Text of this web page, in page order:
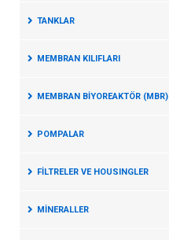
TANKLAR
MEMBRAN KILIFLARI
MEMBRAN BİYOREAKTÖR (MBR)
POMPALAR
FİLTRELER VE HOUSINGLER
MİNERALLER